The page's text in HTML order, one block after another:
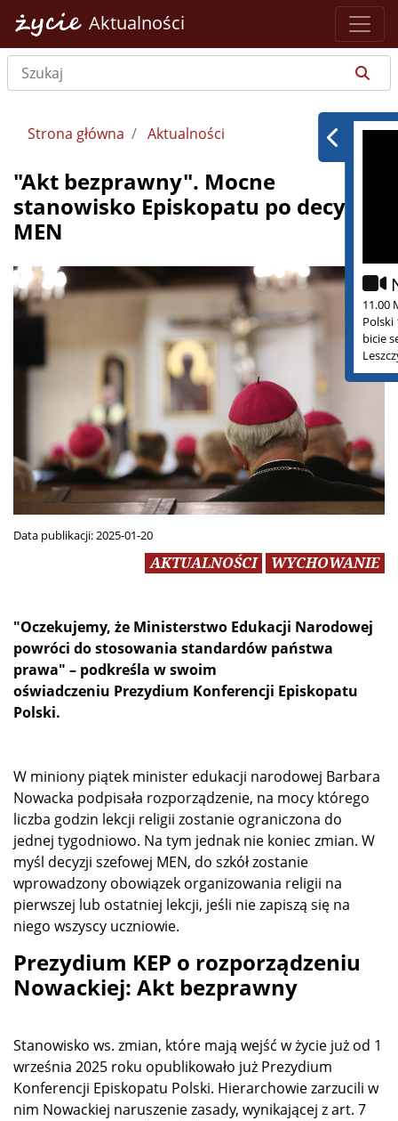
Aktualności
11.00
Polski
bicie
Strona główna Aktualności
"Akt bezprawny". Mocne
stanowisko Episkopatu po decyzji
MEN
Data publikacji:2025-01-20
AKTUALNOŚCI WYCHOWANIE
"Oczekujemy, że Ministerstwo Edukacji Narodowej
powróci do stosowania standardów państwa
prawa" – podkreśla w swoim
oświadczeniu Prezydium Konferencji Episkopatu
Polski.
W miniony piątek minister edukacji narodowej Barbara
Nowacka podpisała rozporządzenie, na mocy którego
liczba godzin lekcji religii zostanie ograniczona do
jednej tygodniowo. Na tym jednak nie koniec zmian. W
myśl decyzji szefowej MEN, do szkół zostanie
wprowadzony obowiązek organizowania religii na
pierwszej lub ostatniej lekcji, jeśli nie zapiszą się na
niego wszyscy uczniowie.
Prezydium KEP o rozporządzeniu
Nowackiej: Akt bezprawny
Stanowisko ws. zmian, które mają wejść w życie już od 1
września 2025 roku opublikowało już Prezydium
Konferencji Episkopatu Polski. Hierarchowie zarzucili w
nim Nowackiej naruszenie zasady, wynikającej z art. 7